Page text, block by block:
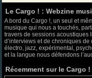
Le Cargo ! : Webzine
A bord du Cargo !, un seul et
musique qui nous a touchés,
travers de sessions acoustiques
d’interviews et de chroniques
électro, jazz, expérimental,
et la langue nous défendons
Récemment sur le Cargo !